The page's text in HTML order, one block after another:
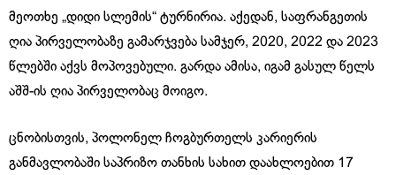
მეოთხე „დიდი სლემის“ ტურნირია. აქედან, საფრანგეთის
ღია პირველობაზე გამარჯვება სამჯერ, 2020, 2022 და 2023
წლებში აქვს მოპოვებული. გარდა ამისა, იგამ გასულ წელს
აშშ-ის ღია პირველობაც მოიგო.
ცნობისთვის, პოლონელ ჩოგბურთელს კარიერის
განმავლობაში საპრიზო თანხის სახით დაახლოებით 17